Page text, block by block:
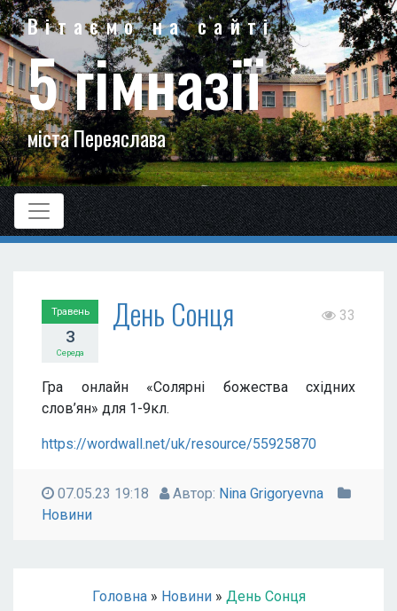
Вітаємо на сайті
5 гімназії
міста Переяслава
Травень
3
Середа
День Сонця 33
Гра онлайн «Солярні божества східних
слов’ян» для 1-9кл.
https://wordwall.net/uk/resource/55925870
07.05.23 19:18 Автор: Nina Grigoryevna
Новини
Головна» Новини» День Сонця